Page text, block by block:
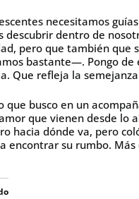
necesitamos
descubrir dentro de
pero que también que
bastante—. Pongo de
Que refleja la
que busco en un
que vienen desde lo
hacia dónde va, pero
encontrar su rumbo.